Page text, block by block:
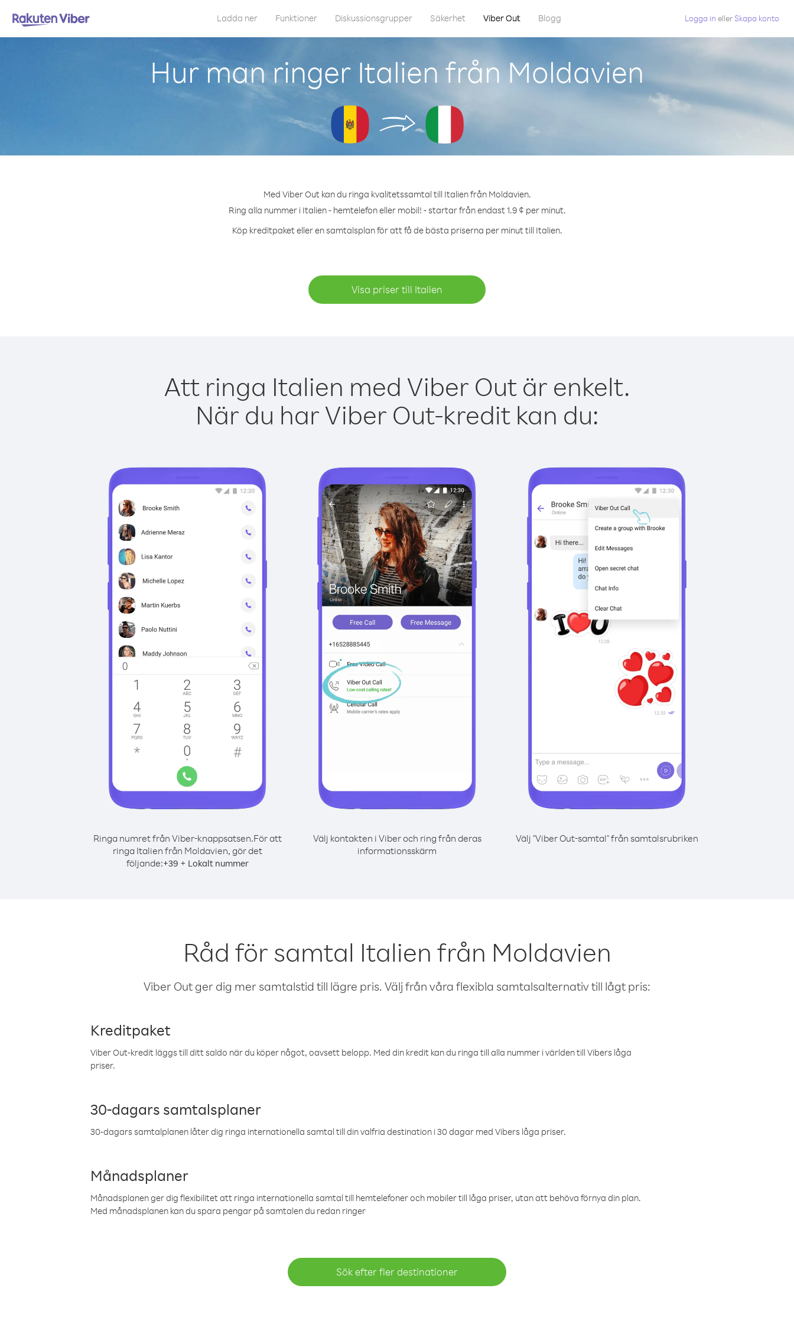
Ladda ner Funktioner Diskussionsgrupper Säkerhet Viber Out Blogg Logga in eller Skapa konto
Hur man ringer Italien från Moldavien
Med Viber Out kan du ringa kvalitetssamtal till Italien från Moldavien.
Ring alla nummer i Italien - hemtelefon eller mobil! - startar från endast 1.9 ¢ per minut.
Köp kreditpaket eller en samtalsplan för att få de bästa priserna per minut till Italien.
Visa priser till Italien
Att ringa Italien med Viber Out är enkelt.
När du har Viber Out-kredit kan du:
Ringa numret från Viber-knappsatsen.För att
ringa Italien från Moldavien, gör det
följande:+39 + Lokalt nummer
Välj kontakten i Viber och ring från deras
informationsskärm
Välj "Viber Out-samtal" från samtalsrubriken
Råd för samtal Italien från Moldavien
Viber Out ger dig mer samtalstid till lägre pris. Välj från våra flexibla samtalsalternativ till lågt pris:
Kreditpaket
Viber Out-kredit läggs till ditt saldo när du köper något, oavsett belopp. Med din kredit kan du ringa till alla nummer i världen till Vibers låga
priser.
30-dagars samtalsplaner
30-dagars samtalplanen låter dig ringa internationella samtal till din valfria destination i 30 dagar med Vibers låga priser.
Månadsplaner
Månadsplanen ger dig flexibilitet att ringa internationella samtal till hemtelefoner och mobiler till låga priser, utan att behöva förnya din plan.
Med månadsplanen kan du spara pengar på samtalen du redan ringer
Sök efter fler destinationer